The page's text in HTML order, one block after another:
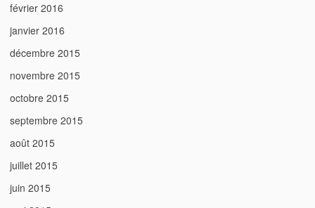
février 2016
janvier 2016
décembre 2015
novembre 2015
octobre 2015
septembre 2015
août 2015
juillet 2015
juin 2015